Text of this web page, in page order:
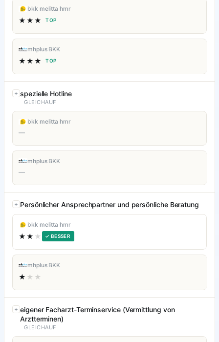
bkk melitta hmr
★★★ TOP
mhplus BKK
★★★ TOP
spezielle Hotline
GLEICHAUF
bkk melitta hmr
—
mhplus BKK
—
Persönlicher Ansprechpartner und persönliche Beratung
bkk melitta hmr
★★ ★ ✓ BESSER
mhplus BKK
★ ★★
eigener Facharzt-Terminservice (Vermittlung von
Arztterminen)
GLEICHAUF